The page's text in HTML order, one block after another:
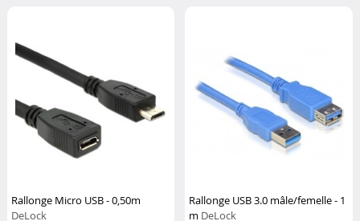
Rallonge Micro USB - 0,50m
DeLock
Rallonge USB 3.0 mâle/femelle - 1
m DeLock